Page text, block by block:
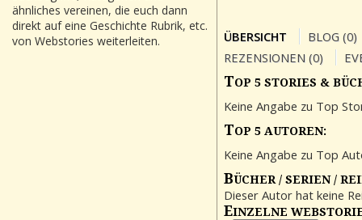
ÜBERSICHT
BLOG (0)
REZENSIONEN (0)
TOP 5 STORIES &
Keine Angabe zu Top
TOP 5 AUTOREN:
Keine Angabe zu Top
BÜCHER / SERIEN /
Dieser Autor hat keine
EINZELNE
ähnliches vereinen, die euch dann
direkt auf eine Geschichte Rubrik, etc.
von Webstories weiterleiten.